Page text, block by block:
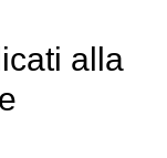
alla